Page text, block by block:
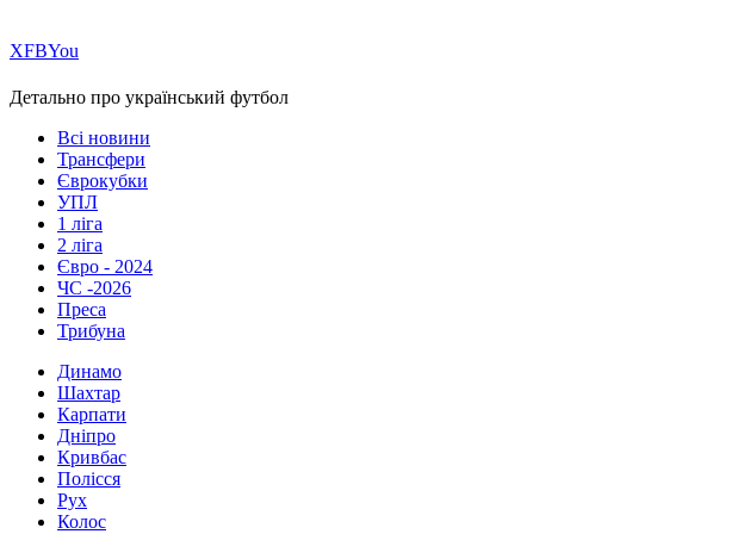
ХFBYou
Детально про український футбол
Всі новини
Трансфери
Єврокубки
УПЛ
1 ліга
2 ліга
Євро - 2024
ЧС -2026
Преса
Трибуна
Динамо
Шахтар
Карпати
Дніпро
Кривбас
Полісся
Рух
Колос